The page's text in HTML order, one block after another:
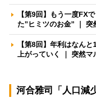
【第9回】もう一度FX
た”ヒミツのお金” ｜
【第8回】年利はなん
上がっていく ｜ 突然
河合雅司「人口減